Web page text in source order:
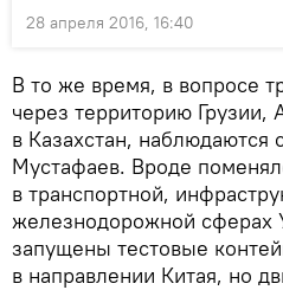
28 апреля 2016, 16:40
В то же время, в вопросе
через территорию Грузии,
в Казахстан,
Мустафаев. Вроде
в транспортной,
железнодорожной сферах
запущены тестовые
в направлении Китая, но